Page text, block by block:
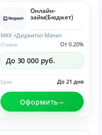
Онлайн-
займ(Бюджет)
МКК «Диджитал Мани»
От 0.20%
Ставка
До 30 000 руб.
До 21 дня
Срок
Оформить